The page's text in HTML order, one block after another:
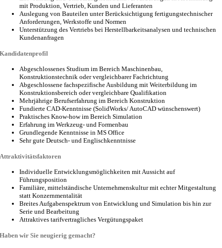
mit Produktion, Vertrieb, Kunden und Lieferanten
Auslegung von Bauteilen unter Berücksichtigung fertigungstechnischer
Anforderungen, Werkstoffe und Normen
Unterstützung des Vertriebs bei Herstellbarkeitsanalysen und technischen
Kundenanfragen
Kandidatenprofil
Abgeschlossenes Studium im Bereich Maschinenbau,
Konstruktionstechnik oder vergleichbarer Fachrichtung
Abgeschlossene fachspezifische Ausbildung mit Weiterbildung im
Konstruktionsbereich oder vergleichbare Qualifikation
Mehrjährige Berufserfahrung im Bereich Konstruktion
Fundierte CAD-Kenntnisse (SolidWorks/ AutoCAD wünschenswert)
Praktisches Know-how im Bereich Simulation
Erfahrung im Werkzeug- und Formenbau
Grundlegende Kenntnisse in MS Office
Sehr gute Deutsch- und Englischkenntnisse
Attraktivitätsfaktoren
Individuelle Entwicklungsmöglichkeiten mit Aussicht auf
Führungsposition
Familiäre, mittelständische Unternehmenskultur mit echter Mitgestaltung
statt Konzernmentalität
Breites Aufgabenspektrum von Entwicklung und Simulation bis hin zur
Serie und Bearbeitung
Attraktives tarifvertragliches Vergütungspaket
Haben wir Sie neugierig gemacht?